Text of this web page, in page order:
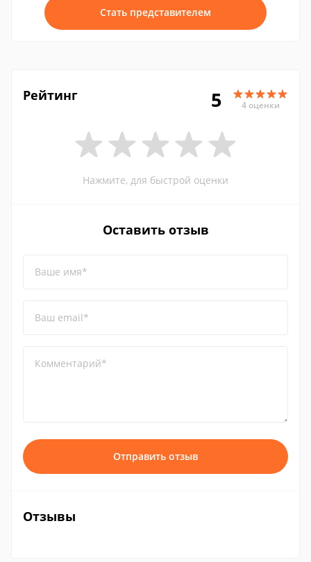
Стать представителем
Рейтинг 5 4 оценки
Нажмите, для быстрой оценки
Оставить отзыв
Ваше имя*
Ваш email*
Комментарий*
Отправить отзыв
Отзывы